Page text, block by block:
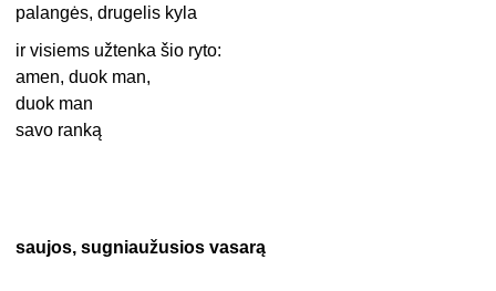
palangės, drugelis kyla
ir visiems užtenka šio ryto:
amen, duok man,
duok man
savo ranką
saujos, sugniaužusios vasarą